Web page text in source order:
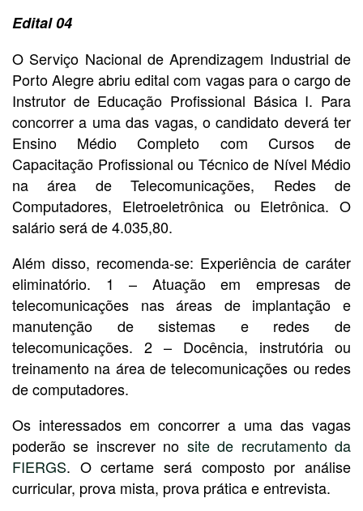
Edital 04
O Serviço Nacional de Aprendizagem Industrial de
Porto Alegre abriu edital com vagas para o cargo de
Instrutor de Educação Profissional Básica I. Para
concorrer a uma das vagas, o candidato deverá ter
Ensino Médio Completo com Cursos de
Capacitação Profissional ou Técnico de Nível Médio
na área de Telecomunicações, Redes de
Computadores, Eletroeletrônica ou Eletrônica. O
salário será de 4.035,80.
Além disso, recomenda-se: Experiência de caráter
eliminatório. 1 – Atuação em empresas de
telecomunicações nas áreas de implantação e
manutenção de sistemas e redes de
telecomunicações. 2 – Docência, instrutória ou
treinamento na área de telecomunicações ou redes
de computadores.
Os interessados em concorrer a uma das vagas
poderão se inscrever no site de recrutamento da
FIERGS. O certame será composto por análise
curricular, prova mista, prova prática e entrevista.